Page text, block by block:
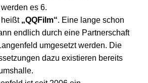
es 6.
heißt „QQFilm“. Eine lange schon
endlich durch eine Partnerschaft
umgesetzt werden. Die
dazu existieren bereits